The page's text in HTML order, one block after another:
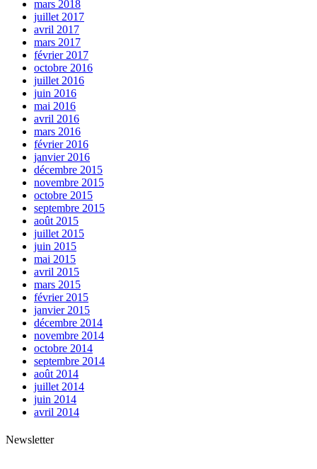
mars 2018
juillet 2017
avril 2017
mars 2017
février 2017
octobre 2016
juillet 2016
juin 2016
mai 2016
avril 2016
mars 2016
février 2016
janvier 2016
décembre 2015
novembre 2015
octobre 2015
septembre 2015
août 2015
juillet 2015
juin 2015
mai 2015
avril 2015
mars 2015
février 2015
janvier 2015
décembre 2014
novembre 2014
octobre 2014
septembre 2014
août 2014
juillet 2014
juin 2014
avril 2014
Newsletter